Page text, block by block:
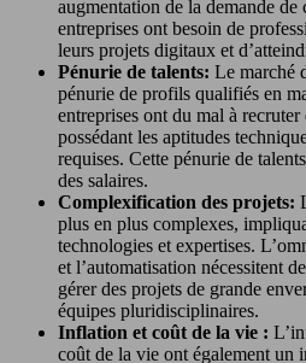
augmentation de la demande
entreprises ont besoin de
leurs projets digitaux et
Pénurie de talents: Le marché
pénurie de profils qualifiés en
entreprises ont du mal à
possédant les aptitudes
requises. Cette pénurie de
des salaires.
Complexification des projets:
plus en plus complexes,
technologies et expertises.
et l’automatisation nécessitent
gérer des projets de grande
équipes pluridisciplinaires.
Inflation et coût de la vie :
coût de la vie ont également un